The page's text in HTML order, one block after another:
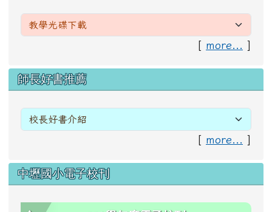
[ more... ]
右邊區域內容
師長好書推薦
[ more... ]
中壢國小電子校刊